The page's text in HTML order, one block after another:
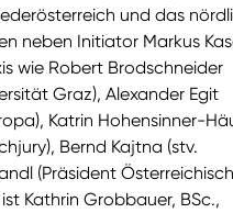
und das
neben Initiator Markus
wie Robert Brodschneider
Graz), Alexander Egit
Katrin Hohensinner-
Bernd Kajtna (stv.
(Präsident
Kathrin Grobbauer, BSc.,